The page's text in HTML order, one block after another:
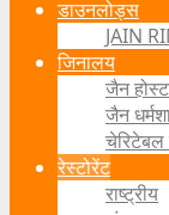
डाउनलोड्स
JAIN
जिनालय
जैन
जैन
चेरिटेबल
रेस्टोरेंट
राष्ट्रीय